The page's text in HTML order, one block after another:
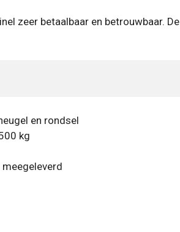
zeer betaalbaar en betrouwbaar. De
en rondsel
kg